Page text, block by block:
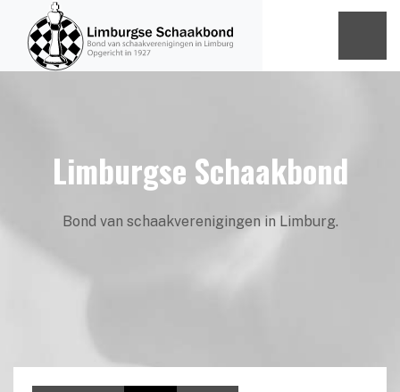
Limburgse Schaakbond
Bond van schaakverenigingen in Limburg.